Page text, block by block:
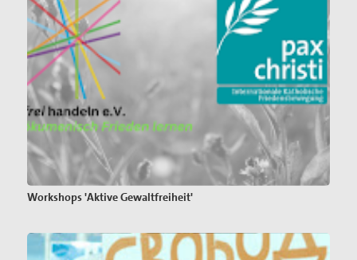
Workshops 'Aktive Gewaltfreiheit'